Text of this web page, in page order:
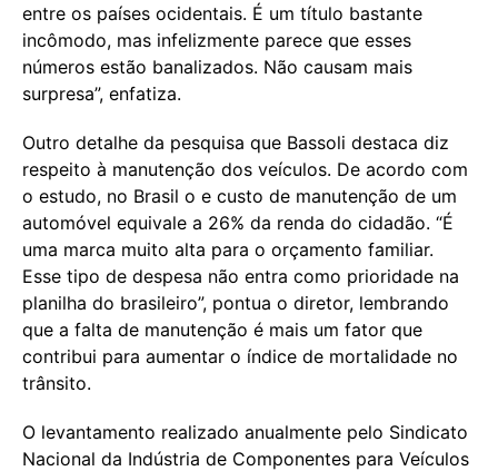
entre os países ocidentais. É um título bastante
incômodo, mas infelizmente parece que esses
números estão banalizados. Não causam mais
surpresa”, enfatiza.
Outro detalhe da pesquisa que Bassoli destaca diz
respeito à manutenção dos veículos. De acordo com
o estudo, no Brasil o e custo de manutenção de um
automóvel equivale a 26% da renda do cidadão. “É
uma marca muito alta para o orçamento familiar.
Esse tipo de despesa não entra como prioridade na
planilha do brasileiro”, pontua o diretor, lembrando
que a falta de manutenção é mais um fator que
contribui para aumentar o índice de mortalidade no
trânsito.
O levantamento realizado anualmente pelo Sindicato
Nacional da Indústria de Componentes para Veículos